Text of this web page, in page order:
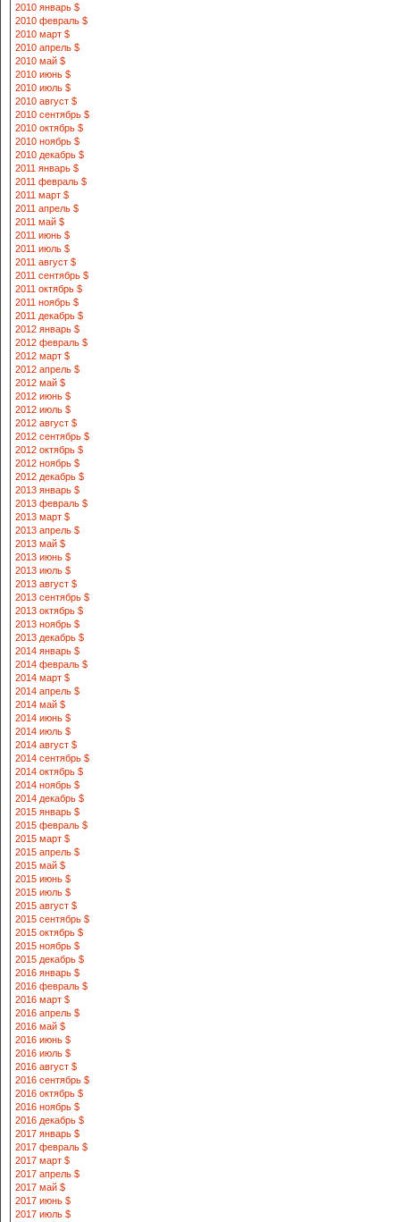
2010 январь $
2010 февраль $
2010 март $
2010 апрель $
2010 май $
2010 июнь $
2010 июль $
2010 август $
2010 сентябрь $
2010 октябрь $
2010 ноябрь $
2010 декабрь $
2011 январь $
2011 февраль $
2011 март $
2011 апрель $
2011 май $
2011 июнь $
2011 июль $
2011 август $
2011 сентябрь $
2011 октябрь $
2011 ноябрь $
2011 декабрь $
2012 январь $
2012 февраль $
2012 март $
2012 апрель $
2012 май $
2012 июнь $
2012 июль $
2012 август $
2012 сентябрь $
2012 октябрь $
2012 ноябрь $
2012 декабрь $
2013 январь $
2013 февраль $
2013 март $
2013 апрель $
2013 май $
2013 июнь $
2013 июль $
2013 август $
2013 сентябрь $
2013 октябрь $
2013 ноябрь $
2013 декабрь $
2014 январь $
2014 февраль $
2014 март $
2014 апрель $
2014 май $
2014 июнь $
2014 июль $
2014 август $
2014 сентябрь $
2014 октябрь $
2014 ноябрь $
2014 декабрь $
2015 январь $
2015 февраль $
2015 март $
2015 апрель $
2015 май $
2015 июнь $
2015 июль $
2015 август $
2015 сентябрь $
2015 октябрь $
2015 ноябрь $
2015 декабрь $
2016 январь $
2016 февраль $
2016 март $
2016 апрель $
2016 май $
2016 июнь $
2016 июль $
2016 август $
2016 сентябрь $
2016 октябрь $
2016 ноябрь $
2016 декабрь $
2017 январь $
2017 февраль $
2017 март $
2017 апрель $
2017 май $
2017 июнь $
2017 июль $